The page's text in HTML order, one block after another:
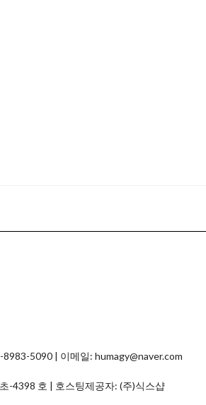
5090 | 이메일: humagy@naver.com
-4398 호 | 호스팅제공자: (주)식스샵